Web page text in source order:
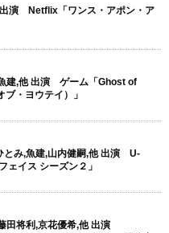
演 Netflix「ワンス・アポン・ア
建,他 出演 ゲーム「Ghost of
・ヨウテイ）」
とみ,魚建,山内健嗣,他 出演 U-
ェイス シーズン２」
田将利,京花優希,他 出演